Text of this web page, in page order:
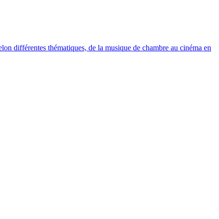
différentes thématiques, de la musique de chambre au cinéma en